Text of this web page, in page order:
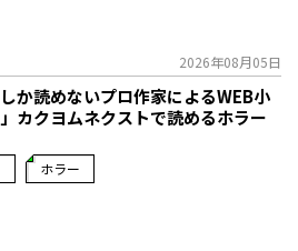
2026年08月05日
しか読めないプロ作家によるWEB小
――カクヨムネクストで読めるホラー
ホラー